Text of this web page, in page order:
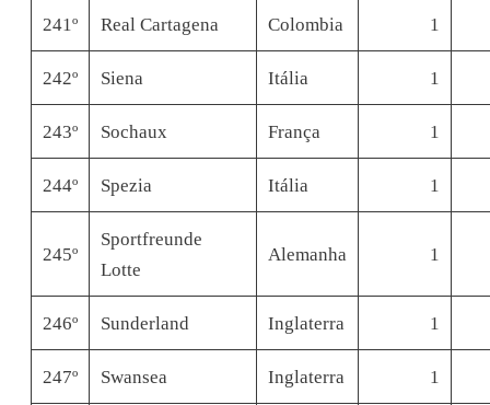
241º Real Cartagena Colombia 1
242º Siena Itália 1
243º Sochaux França 1
244º Spezia Itália 1
245º
Sportfreunde
Lotte
Alemanha 1
246º Sunderland Inglaterra 1
247º Swansea Inglaterra 1